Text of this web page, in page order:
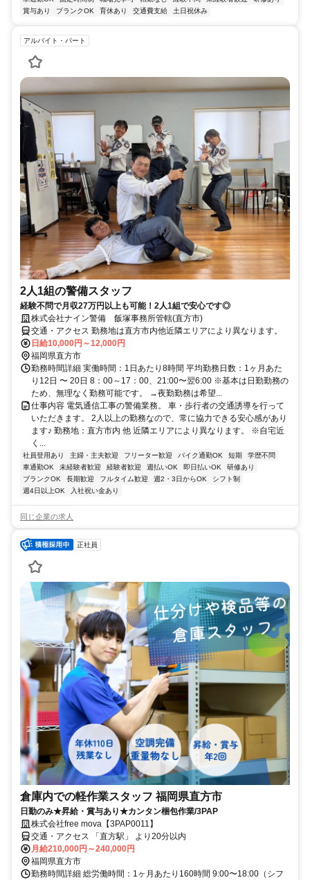
賞与あり
ブランクOK 育休あり 交通費支給 土日祝休み
アルバイト・パート
2人1組の警備スタッフ
経験不問で月収27万円以上も可能！2人1組で安心です◎
株式会社ナイン警備 飯塚事務所管轄(直方市)
交通・アクセス 勤務地は直方市内他近隣エリアにより異なります。
日給10,000円～12,000円
福岡県直方市
勤務時間詳細 実働時間：1日あたり8時間 平均勤務日数：1ヶ月あた
り12日 〜 20日 8：00～17：00、21:00〜翌6:00 ※基本は日勤勤務の
ため、無理なく勤務可能です。 →夜勤勤務は希望...
仕事内容 電気通信工事の警備業務。 車・歩行者の交通誘導を行って
いただきます。 2人以上の勤務なので、常に協力できる安心感があり
ます♪ 勤務地：直方市内 他 近隣エリアにより異なります。 ※自宅近
く...
社員登用あり 主婦・主夫歓迎 フリーター歓迎 バイク通勤OK 短期
学歴不問
車通勤OK
未経験者歓迎 経験者歓迎 週払いOK 即日払いOK
研修あり
ブランクOK
長期歓迎 フルタイム歓迎 週2・3日からOK
シフト制
週4日以上OK
入社祝い金あり
同じ企業の求人
正社員
倉庫内での軽作業スタッフ 福岡県直方市
日勤のみ★昇給・賞与あり★カンタン梱包作業/3PAP
株式会社free mova【3PAP0011】
交通・アクセス 「直方駅」 より20分以内
月給210,000円～240,000円
福岡県直方市
勤務時間詳細 総労働時間：1ヶ月あたり160時間 9:00〜18:00（シフ